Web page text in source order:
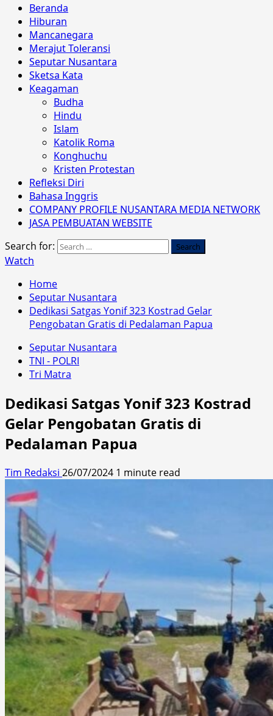
Beranda
Hiburan
Mancanegara
Merajut Toleransi
Seputar Nusantara
Sketsa Kata
Keagaman
Budha
Hindu
Islam
Katolik Roma
Konghuchu
Kristen Protestan
Refleksi Diri
Bahasa Inggris
COMPANY PROFILE NUSANTARA MEDIA NETWORK
JASA PEMBUATAN WEBSITE
Search for:
Watch
Home
Seputar Nusantara
Dedikasi Satgas Yonif 323 Kostrad Gelar
Pengobatan Gratis di Pedalaman Papua
Seputar Nusantara
TNI - POLRI
Tri Matra
Dedikasi Satgas Yonif 323 Kostrad
Gelar Pengobatan Gratis di
Pedalaman Papua
Tim Redaksi 26/07/2024 1 minute read